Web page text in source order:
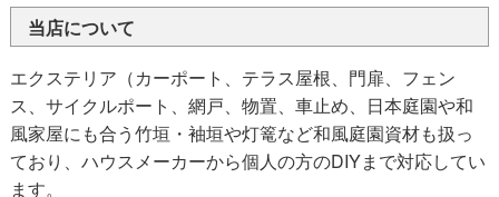
当店について
エクステリア（カーポート、テラス屋根、門扉、フェン
ス、サイクルポート、網戸、物置、車止め、日本庭園や和
風家屋にも合う竹垣・袖垣や灯篭など和風庭園資材も扱っ
ており、ハウスメーカーから個人の方のDIYまで対応してい
ます。